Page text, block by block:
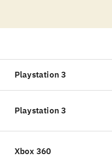
ligesom der også er adgang
filmene. Under spillet skal
købe magiske genstande.
og Lego Pirates of the
mange timers god
Playstation 3
Playstation 3
Xbox 360